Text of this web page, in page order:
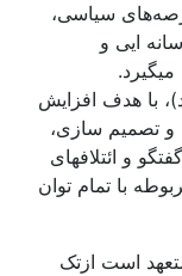
سياسی،
ايی و
با هدف افزايش
تصميم سازی،
و ائتلافهای
با تمام توان
است ازتک